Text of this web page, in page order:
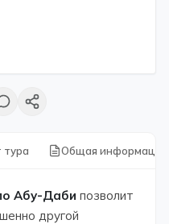
Общая информация
Абу-Даби позволит
другой